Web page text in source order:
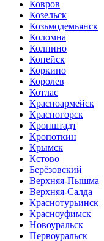
Ковров
Козельск
Козьмодемьянск
Коломна
Колпино
Копейск
Коркино
Королев
Котлас
Красноармейск
Красногорск
Кронштадт
Кропоткин
Крымск
Кстово
Берёзовский
Верхняя-Пышма
Верхняя-Салда
Краснотурьинск
Красноуфимск
Новоуральск
Первоуральск